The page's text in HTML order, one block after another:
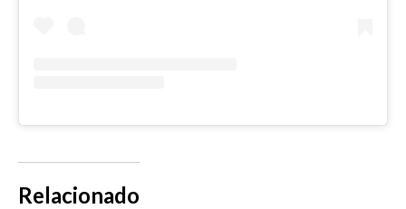
Relacionado